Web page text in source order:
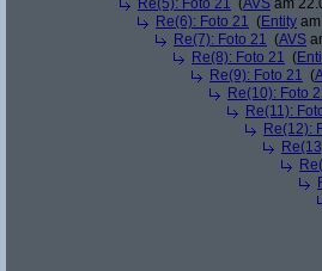
Re(5): Foto 21 (AVS am
Re(6): Foto 21 (Entity
Re(7): Foto 21 (AVS
Re(8): Foto 21 (
Re(9): Foto 21 (
Re(10): Foto
Re(11):
Re(12):